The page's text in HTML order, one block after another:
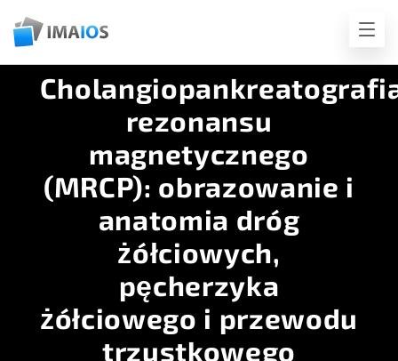
rezonansu
magnetycznego
(MRCP): obrazowanie i
anatomia dróg
żółciowych,
pęcherzyka
żółciowego i przewodu
trzustkowego